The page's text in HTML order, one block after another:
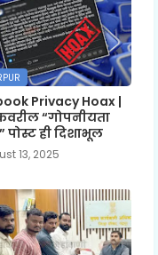
Privacy Hoax |
“गोपनीयता
पोस्ट ही दिशाभूल
13, 2025